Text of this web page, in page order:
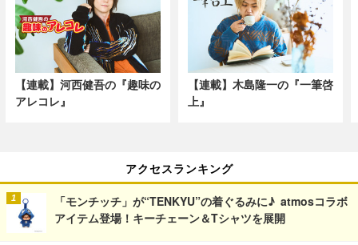
【連載】河西健吾の『趣味の
アレコレ』
【連載】木島隆一の『一筆啓
上』
アクセスランキング
「モンチッチ」が“TENKYU”の着ぐるみに♪ atmosコラボ
アイテム登場！キーチェーン＆Tシャツを展開